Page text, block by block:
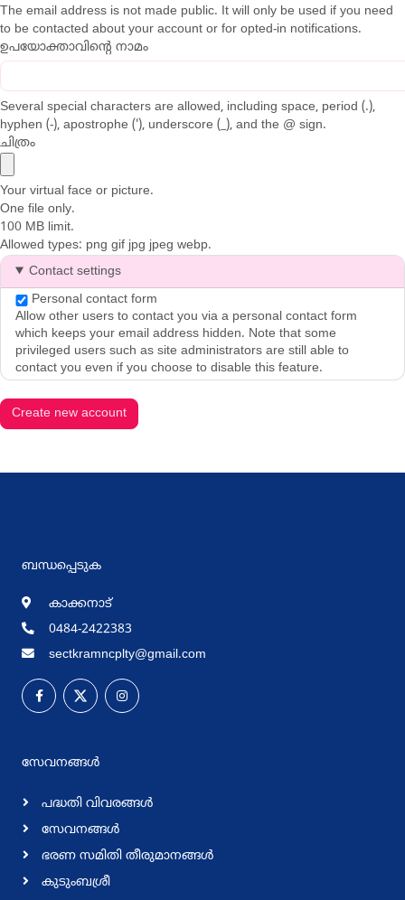
The email address is not made public. It will only be used if you need
to be contacted about your account or for opted-in notifications.
ഉപയോക്താവിന്റെ നാമം
Several special characters are allowed, including space, period (.),
hyphen (-), apostrophe ('), underscore (_), and the @ sign.
ചിത്രം
Your virtual face or picture.
One file only.
100 MB limit.
Allowed types: png gif jpg jpeg webp.
Contact settings
Personal contact form
Allow other users to contact you via a personal contact form
which keeps your email address hidden. Note that some
privileged users such as site administrators are still able to
contact you even if you choose to disable this feature.
ബന്ധപ്പെടുക
കാക്കനാട്
0484-2422383
sectkramncplty@gmail.com
സേവനങ്ങള്‍
പദ്ധതി വിവരങ്ങള്‍
സേവനങ്ങള്‍
ഭരണ സമിതി തീരുമാനങ്ങള്‍
കുടുംബശ്രീ